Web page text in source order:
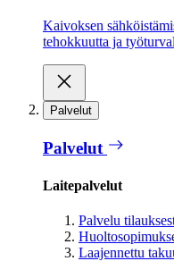
Kaivoksen
tehokkuutta ja
Palvelut
Palvelut
Laitepalvelut
Palvelu
Laajennettu